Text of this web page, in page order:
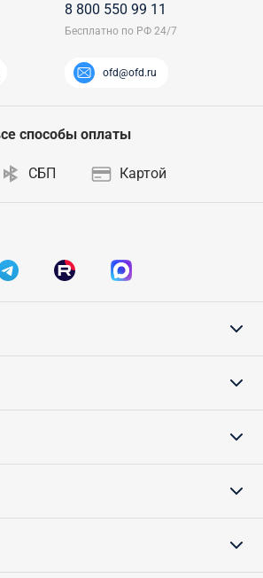
8 800 550 99 11
ofd@ofd.ru
способы оплаты
СБП Картой